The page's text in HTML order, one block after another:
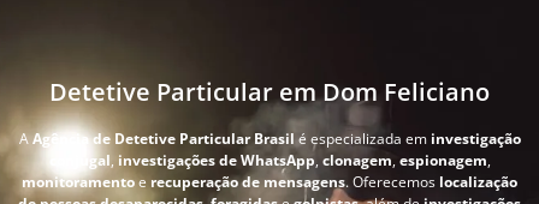
Detetive Particular em Dom Feliciano
AAgência de Detetive Particular Brasil é especializada em investigação
conjugal, investigações de WhatsApp, clonagem,espionagem,
monitoramentoe recuperação de mensagens. Oferecemos localização